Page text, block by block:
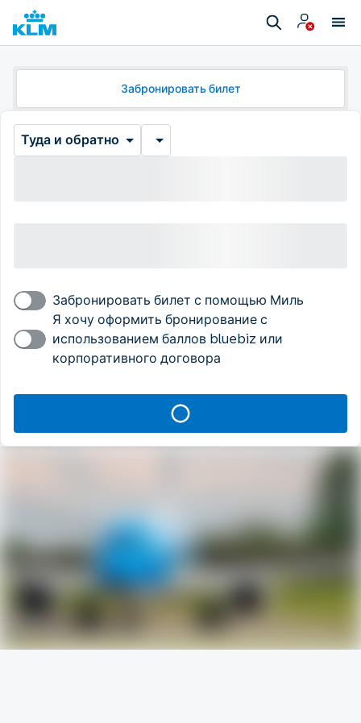
Забронировать билет
Туда и обратно
Забронировать билет с помощью Миль
Я хочу оформить бронирование с
использованием баллов bluebiz или
корпоративного договора